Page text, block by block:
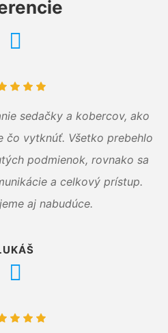
sedačky a kobercov, ako
čo vytknúť. Všetko prebehlo
podmienok, rovnako sa
a celkový prístup.
aj nabudúce.